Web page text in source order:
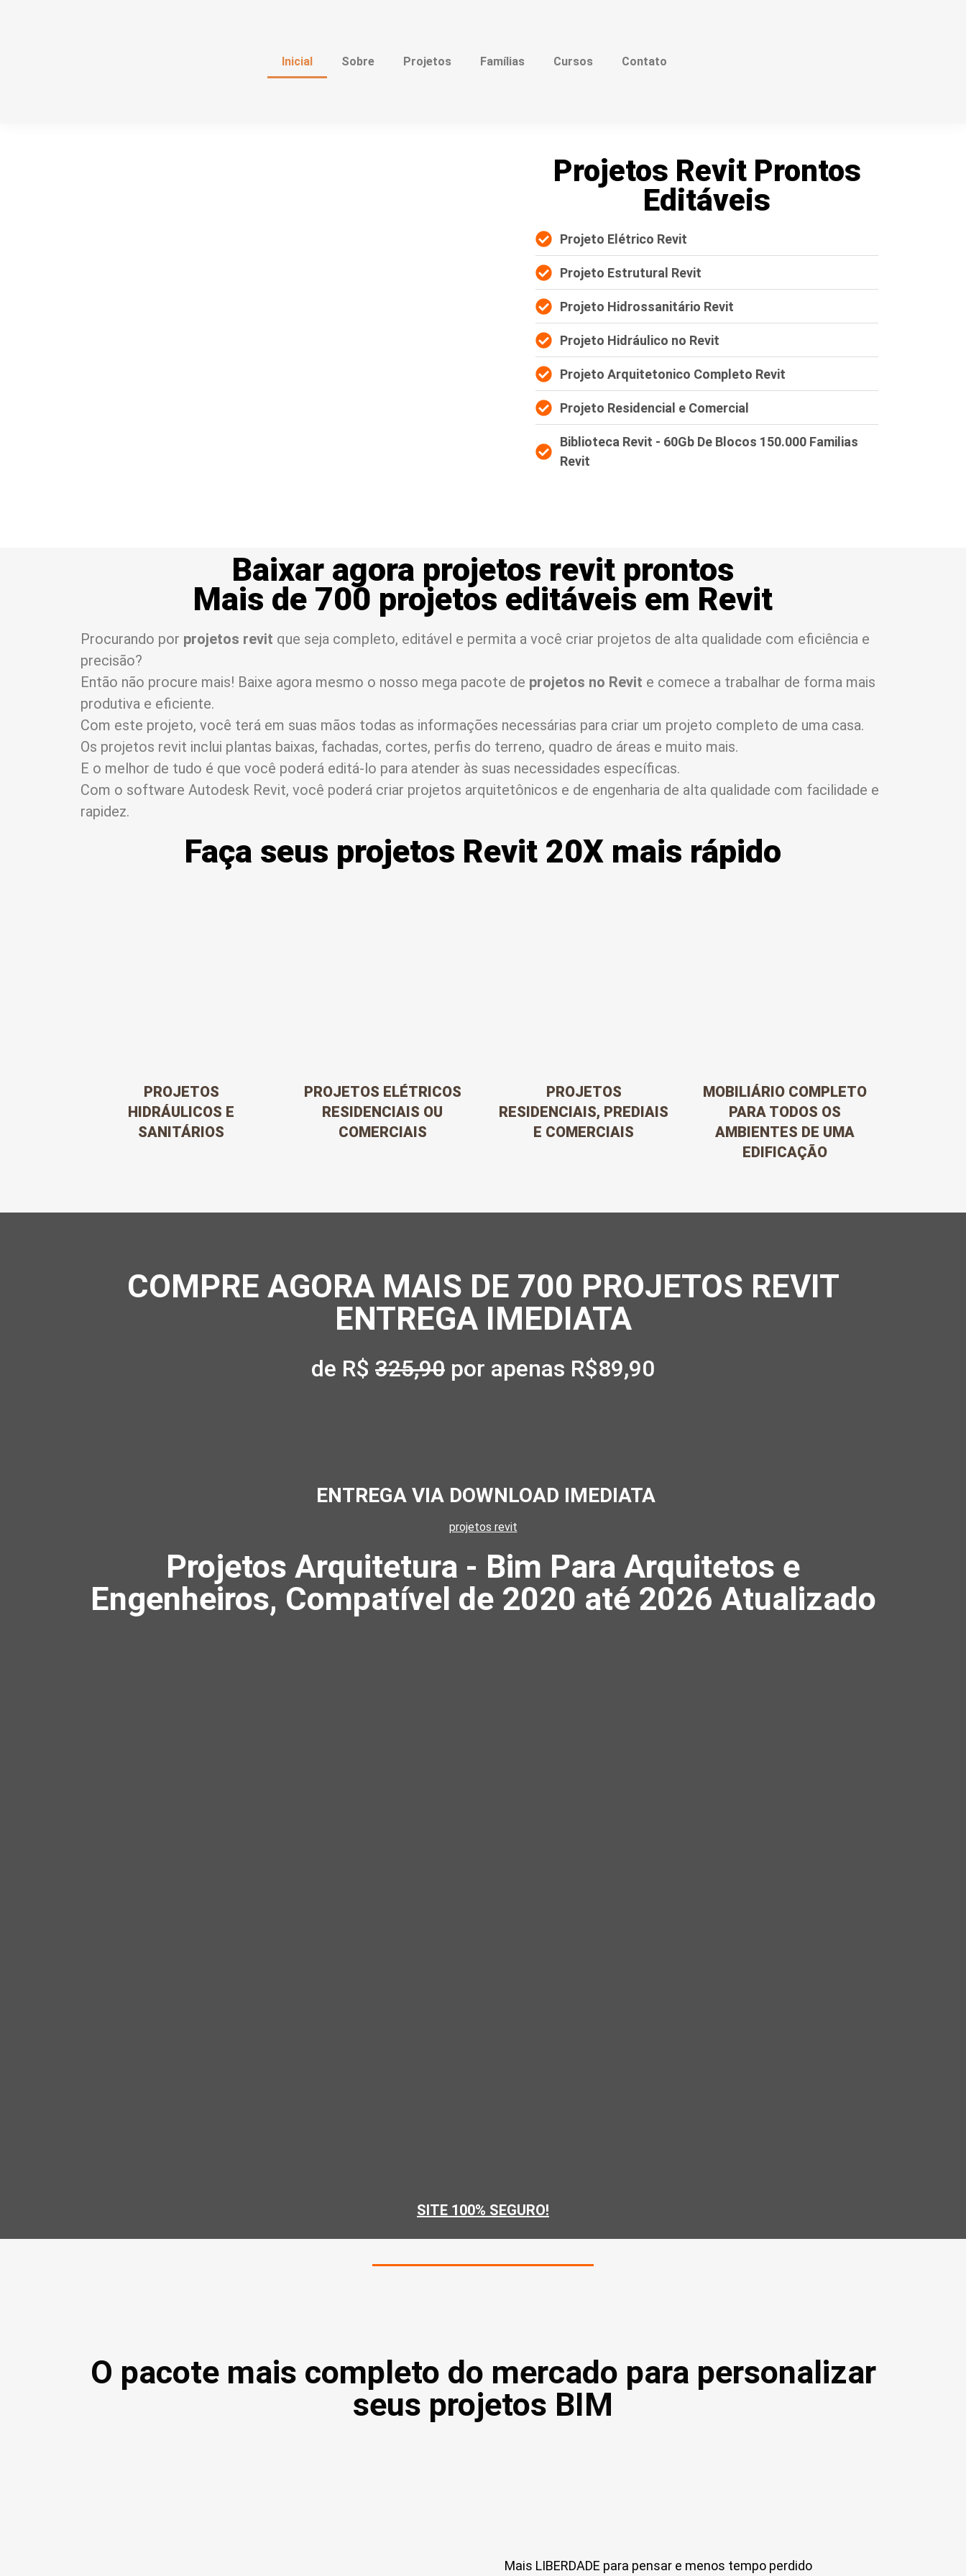
Inicial Sobre Projetos Famílias Cursos Contato
Projetos Revit Prontos
Editáveis
Projeto Elétrico Revit
Projeto Estrutural Revit
Projeto Hidrossanitário Revit
Projeto Hidráulico no Revit
Projeto Arquitetonico Completo Revit
Projeto Residencial e Comercial
Biblioteca Revit - 60Gb De Blocos 150.000 Familias
Revit
Baixar agora projetos revit prontos
Mais de 700 projetos editáveis em Revit
Procurando por projetos revit que seja completo, editável e permita a você criar projetos de alta qualidade com eficiência e
precisão?
Então não procure mais! Baixe agora mesmo o nosso mega pacote de projetos no Revit e comece a trabalhar de forma mais
produtiva e eficiente.
Com este projeto, você terá em suas mãos todas as informações necessárias para criar um projeto completo de uma casa.
Os projetos revit inclui plantas baixas, fachadas, cortes, perfis do terreno, quadro de áreas e muito mais.
E o melhor de tudo é que você poderá editá-lo para atender às suas necessidades específicas.
Com o software Autodesk Revit, você poderá criar projetos arquitetônicos e de engenharia de alta qualidade com facilidade e
rapidez.
Faça seus projetos Revit 20X mais rápido
PROJETOS
HIDRÁULICOS E
SANITÁRIOS
PROJETOS ELÉTRICOS
RESIDENCIAIS OU
COMERCIAIS
PROJETOS
RESIDENCIAIS, PREDIAIS
E COMERCIAIS
MOBILIÁRIO COMPLETO
PARA TODOS OS
AMBIENTES DE UMA
EDIFICAÇÃO
COMPRE AGORA MAIS DE 700 PROJETOS REVIT
ENTREGA IMEDIATA
de R$ 325,90 por apenas R$89,90
ENTREGA VIA DOWNLOAD IMEDIATA
projetos revit
Projetos Arquitetura - Bim Para Arquitetos e
Engenheiros, Compatível de 2020 até 2026 Atualizado
SITE 100% SEGURO!
O pacote mais completo do mercado para personalizar
seus projetos BIM
Mais LIBERDADE para pensar e menos tempo perdido